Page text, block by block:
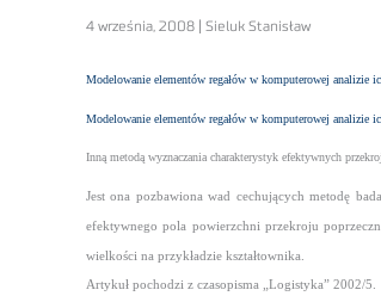
4 września, 2008 | Sieluk Stanisław
Modelowanie elementów regałów w komputerowej analizie
Modelowanie elementów regałów w komputerowej analizie
Inną metodą wyznaczania charakterystyk efektywnych
Jest ona pozbawiona wad cechujących metodę
efektywnego pola powierzchni przekroju
wielkości na przykładzie kształtownika.
Artykuł pochodzi z czasopisma „Logistyka” 2002/5.